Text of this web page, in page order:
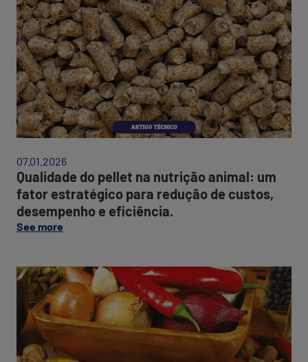
do
pellet
na
nutrição
animal:
um
para
redução
custos,
desempenho
eficiência.
07.01.2026
Qualidade do pellet na nutrição animal: um
fator estratégico para redução de custos,
desempenho e eficiência.
See more
"Qualidade
do
pellet
na
nutrição
um